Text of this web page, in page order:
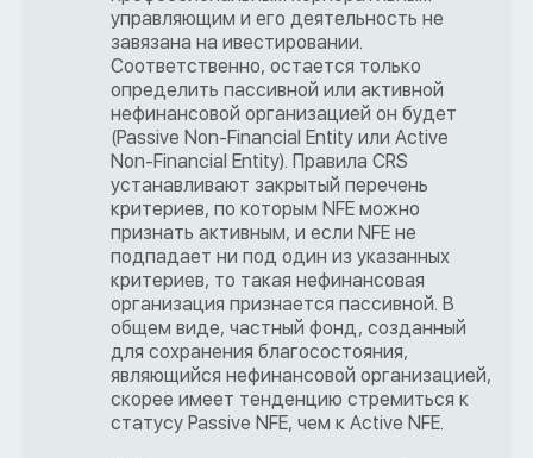
управляющим и его деятельность не
завязана на ивестировании.
Соответственно, остается только
определить пассивной или активной
нефинансовой организацией он будет
(Passive Non-Financial Entity или Active
Non-Financial Entity). Правила CRS
устанавливают закрытый перечень
критериев, по которым NFE можно
признать активным, и если NFE не
подпадает ни под один из указанных
критериев, то такая нефинансовая
организация признается пассивной. В
общем виде, частный фонд, созданный
для сохранения благосостояния,
являющийся нефинансовой организацией,
скорее имеет тенденцию стремиться к
статусу Passive NFE, чем к Active NFE.